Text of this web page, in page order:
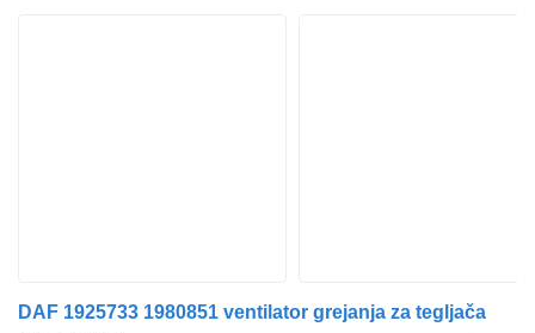
DAF 1925733 1980851 ventilator grejanja za tegljača